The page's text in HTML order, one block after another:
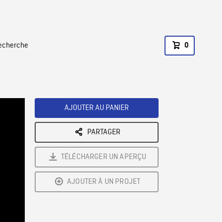
0
AJOUTER AU PANIER
PARTAGER
TÉLÉCHARGER UN APERÇU
AJOUTER À UN PROJET